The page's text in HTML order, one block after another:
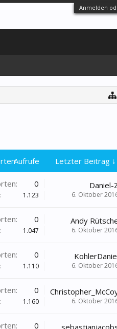
Anmelden
Aufrufe Letzter Beitrag ↓
0
1.123
Daniel-
6. Oktober
0
1.047
Andy
6. Oktober
0
1.110 6. Oktober
0
1.160 6. Oktober
0